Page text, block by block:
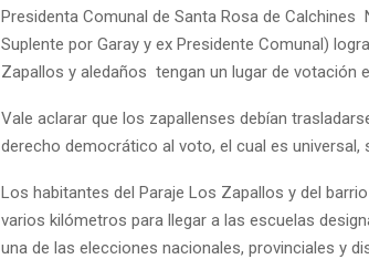
Presidenta Comunal de Santa Rosa de
Suplente por Garay y ex Presidente Comunal)
Zapallos y aledaños tengan un lugar de votación
Vale aclarar que los zapallenses debían
derecho democrático al voto, el cual es universal,
Los habitantes del Paraje Los Zapallos y del
varios kilómetros para llegar a las escuelas
una de las elecciones nacionales, provinciales y